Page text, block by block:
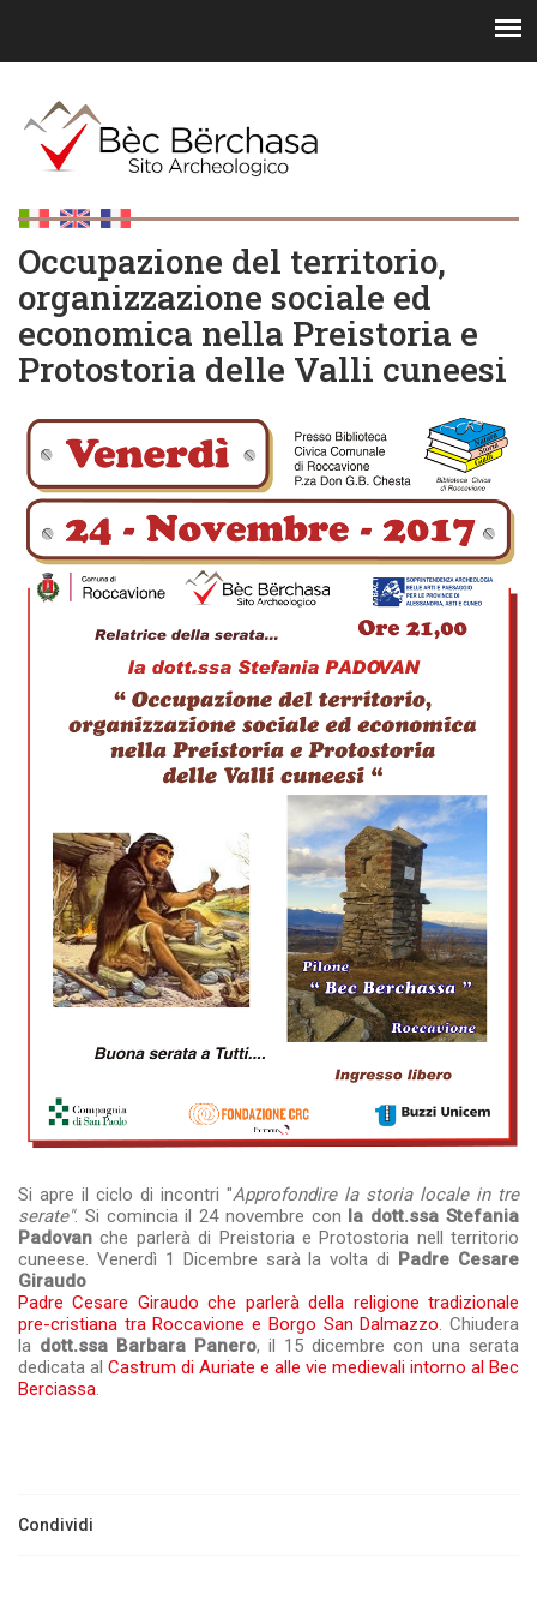
Occupazione del territorio,
organizzazione sociale ed
economica nella Preistoria e
Protostoria delle Valli cuneesi
Si apre il ciclo di incontri "Approfondire la storia locale in tre
serate". Si comincia il 24 novembre con la dott.ssa Stefania
Padovan che parlerà di Preistoria e Protostoria nell territorio
cuneese. Venerdì 1 Dicembre sarà la volta di Padre Cesare
Giraudo
Padre Cesare Giraudo che parlerà della religione tradizionale
pre-cristiana tra Roccavione e Borgo San Dalmazzo. Chiudera
la dott.ssa Barbara Panero, il 15 dicembre con una serata
dedicata al Castrum di Auriate e alle vie medievali intorno al Bec
Berciassa.
Condividi